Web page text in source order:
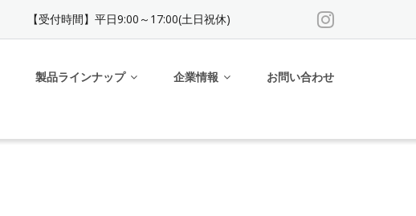
【受付時間】平日9:00～17:00(土日祝休)
製品ラインナップ 企業情報 お問い合わせ